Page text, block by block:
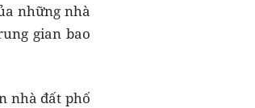
những nhà
gian bao
nhà đất phố